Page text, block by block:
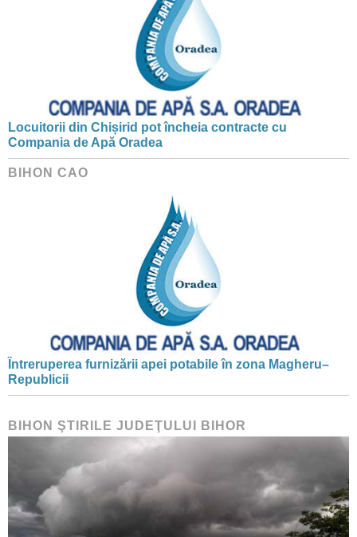
Locuitorii din Chișirid pot încheia contracte cu
Compania de Apă Oradea
BIHON CAO
Întreruperea furnizării apei potabile în zona Magheru–
Republicii
BIHON ŞTIRILE JUDEŢULUI BIHOR